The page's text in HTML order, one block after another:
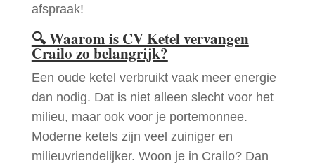
afspraak!
🔍Waarom is CV Ketel vervangen
Crailo zo belangrijk?
Een oude ketel verbruikt vaak meer energie
dan nodig. Dat is niet alleen slecht voor het
milieu, maar ook voor je portemonnee.
Moderne ketels zijn veel zuiniger en
milieuvriendelijker. Woon je in Crailo? Dan